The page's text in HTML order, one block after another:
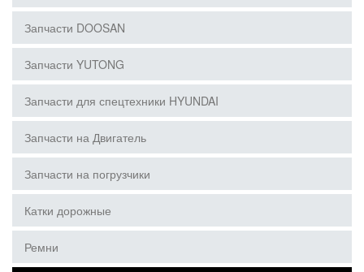
Запчасти DOOSAN
Запчасти YUTONG
Запчасти для спецтехники HYUNDAI
Запчасти на Двигатель
Запчасти на погрузчики
Катки дорожные
Ремни